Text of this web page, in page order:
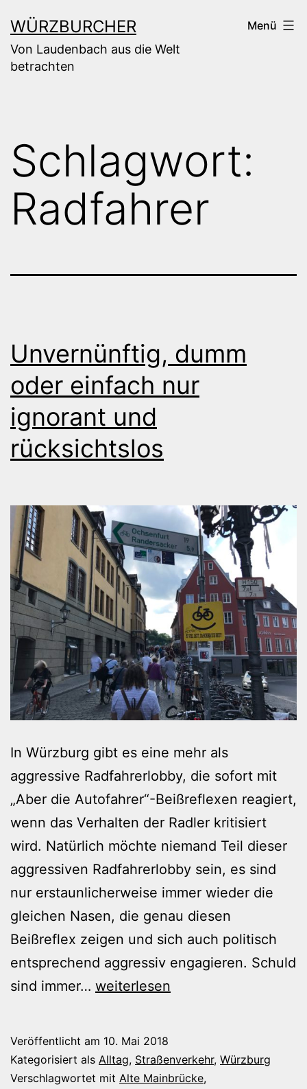
Inhalt
springen
WÜRZBURCHER
Von Laudenbach aus die Welt
betrachten
Menü
Schlagwort:
Radfahrer
Unvernünftig, dumm
oder einfach nur
ignorant und
rücksichtslos
In Würzburg gibt es eine mehr als
aggressive Radfahrerlobby, die sofort mit
„Aber die Autofahrer“-Beißreflexen reagiert,
wenn das Verhalten der Radler kritisiert
wird. Natürlich möchte niemand Teil dieser
aggressiven Radfahrerlobby sein, es sind
nur erstaunlicherweise immer wieder die
gleichen Nasen, die genau diesen
Beißreflex zeigen und sich auch politisch
entsprechend aggressiv engagieren. Schuld
sind immer… Unvernünftig,
einfach
nur
weiterlesen
Veröffentlicht am 10. Mai 2018
Kategorisiert als Alltag, Straßenverkehr, Würzburg
Verschlagwortet mit Alte Mainbrücke,